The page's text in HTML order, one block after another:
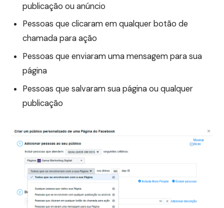
publicação ou anúncio
Pessoas que clicaram em qualquer botão de
chamada para ação
Pessoas que enviaram uma mensagem para sua
página
Pessoas que salvaram sua página ou qualquer
publicação